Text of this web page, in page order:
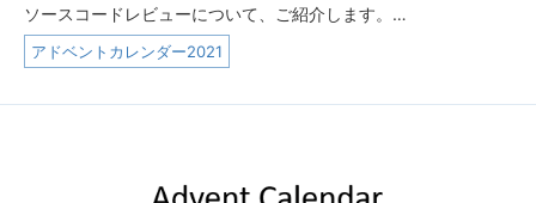
ソースコードレビューについて、ご紹介します。…
アドベントカレンダー2021